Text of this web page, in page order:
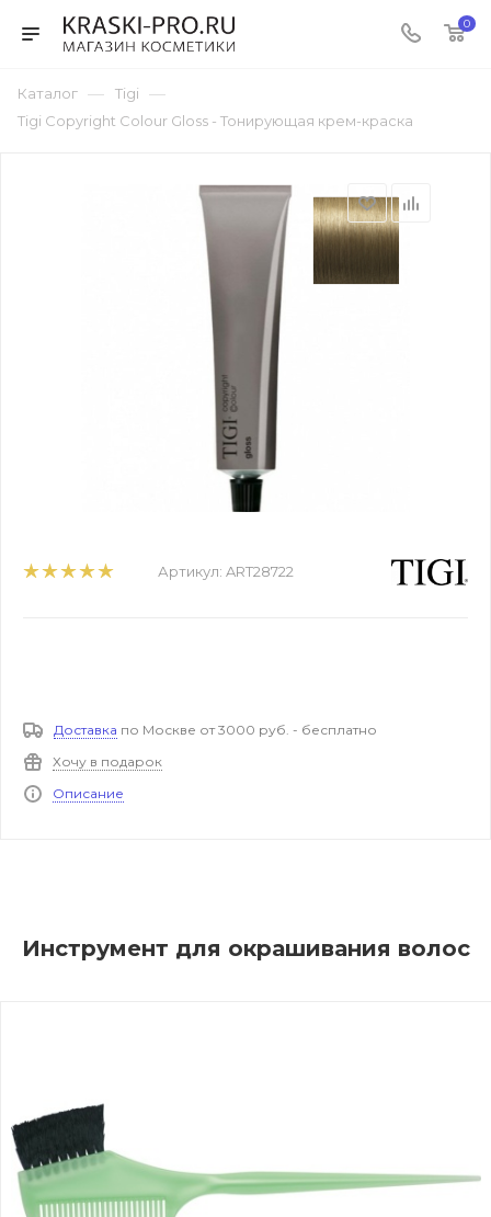
0
Каталог — Tigi —
Tigi Copyright Сolour Gloss - Тонирующая крем-краска
Артикул: ART28722
Доставка по Москве от 3000 руб. - бесплатно
Хочу в подарок
Описание
Инструмент для окрашивания волос